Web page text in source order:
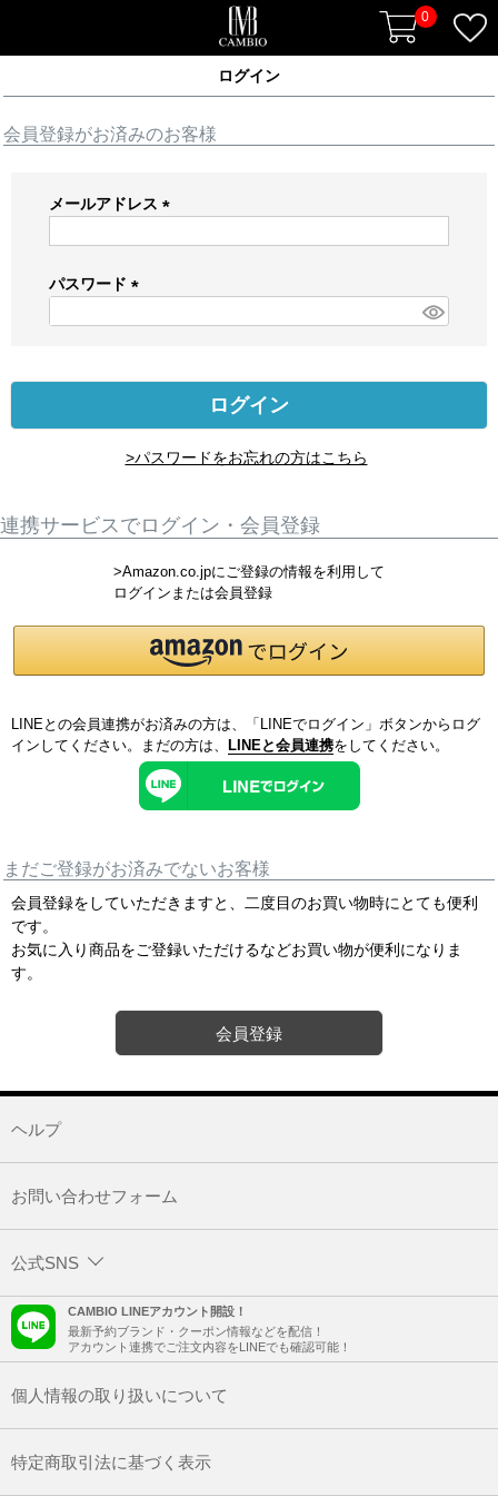
0
ログイン
会員登録がお済みのお客様
メールアドレス
)
パスワード
)
ログイン
>パスワードをお忘れの方はこちら
連携サービスでログイン・会員登録
>Amazon.co.jpにご登録の情報を利用して
ログインまたは会員登録
LINEとの会員連携がお済みの方は、「LINEでログイン」ボタンからログ
インしてください。まだの方は、
LINEと会員連携をしてください。
まだご登録がお済みでないお客様
会員登録をしていただきますと、二度目のお買い物時にとても便利
です。
お気に入り商品をご登録いただけるなどお買い物が便利になりま
す。
会員登録
ヘルプ
お問い合わせフォーム
公式SNS
CAMBIO LINEアカウント開設！
最新予約ブランド・クーポン情報などを配信！
アカウント連携でご注文内容をLINEでも確認可能！
個人情報の取り扱いについて
特定商取引法に基づく表示